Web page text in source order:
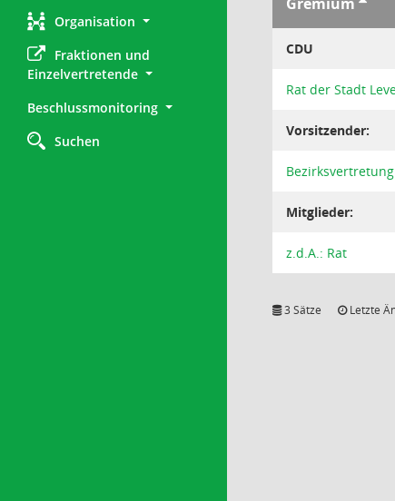
Organisation
Fraktionen und
Einzelvertretende
Beschlussmonitoring
Suchen
CDU
Rat der Stadt
Vorsitzender:
Mitglieder:
z.d.A.: Rat
3 Sätze Letzte